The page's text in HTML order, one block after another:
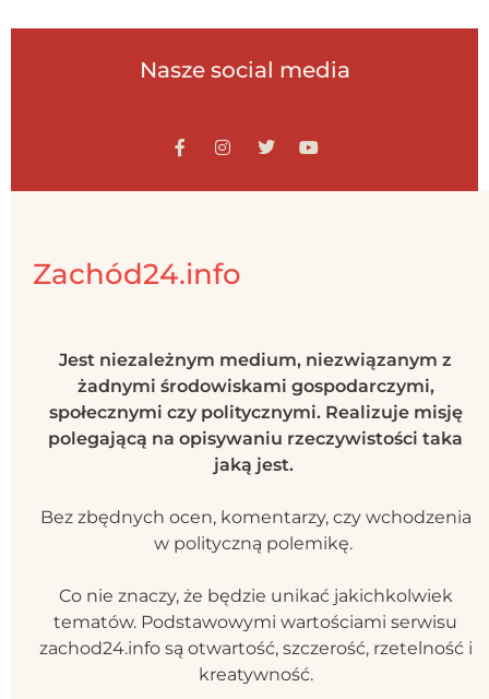
Nasze social media
Zachód24.info
Jest niezależnym medium, niezwiązanym z
żadnymi środowiskami gospodarczymi,
społecznymi czy politycznymi. Realizuje misję
polegającą na opisywaniu rzeczywistości taka
jaką jest.
Bez zbędnych ocen, komentarzy, czy wchodzenia
w polityczną polemikę.
Co nie znaczy, że będzie unikać jakichkolwiek
tematów. Podstawowymi wartościami serwisu
zachod24.info są otwartość, szczerość, rzetelność i
kreatywność.